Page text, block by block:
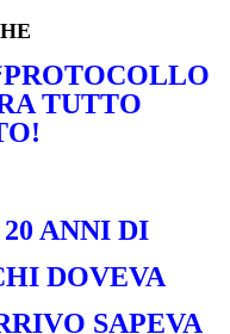
TUTTO
ANNI DI
DOVEVA
SAPEVA